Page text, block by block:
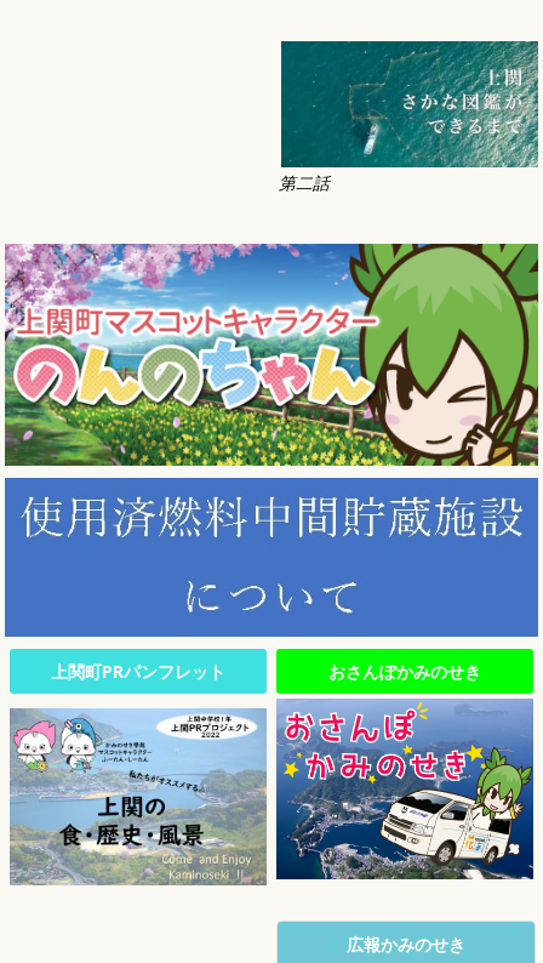
第二話
上関町PRパンフレット おさんぽかみのせき
広報かみのせき